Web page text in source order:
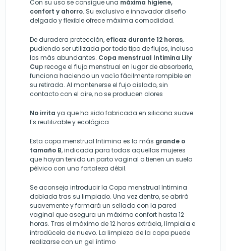
Con su uso se consigue una máxima higiene,
confort y ahorro. Su exclusivo e innovador diseño
delgado y flexible ofrece máxima comodidad.
De duradera protección, eficaz durante 12 horas,
pudiendo ser utilizada por todo tipo de flujos, incluso
los más abundantes. Copa menstrual Intimina Lily
Cup recoge el flujo menstrual en lugar de absorberlo,
funciona haciendo un vacío fácilmente rompible en
su retirada. Al mantenerse el fujo aislado, sin
contacto con el aire, no se producen olores
No irrita ya que ha sido fabricada en silicona suave.
Es reutilizable y ecológica.
Esta copa menstrual Intimina es la más grande o
tamaño B, indicada para todas aquellas mujeres
que hayan tenido un parto vaginal o tienen un suelo
pélvico con una fortaleza débil.
Se aconseja introducir la Copa menstrual Intimina
doblada tras su limpiado. Una vez dentro, se abrirá
suavemente y formará un sellado con la pared
vaginal que asegura un máximo confort hasta 12
horas. Tras el máximo de 12 horas extráela, límpiala e
introdúcela de nuevo. La limpieza de la copa puede
realizarse con un gel íntimo